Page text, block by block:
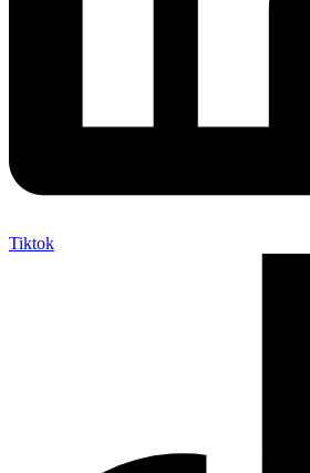
Tiktok